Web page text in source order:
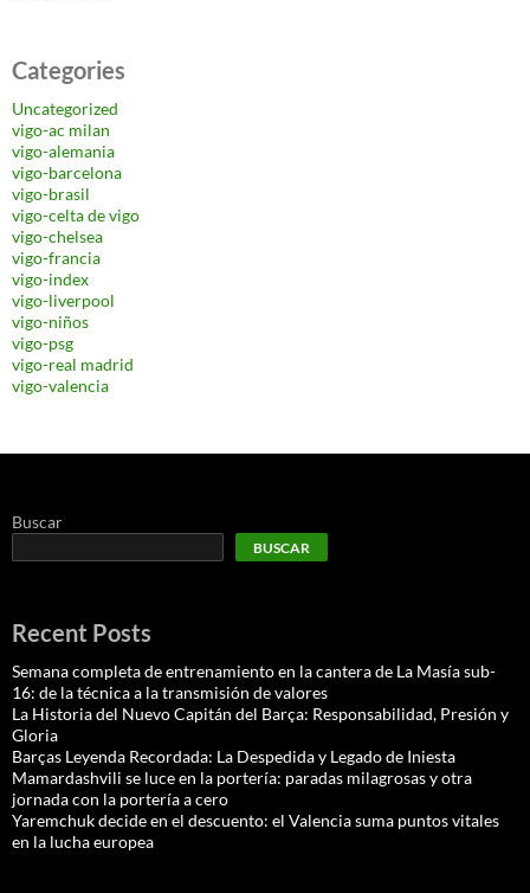
Categories
Uncategorized
vigo-ac milan
vigo-alemania
vigo-barcelona
vigo-brasil
vigo-celta de vigo
vigo-chelsea
vigo-francia
vigo-index
vigo-liverpool
vigo-niños
vigo-psg
vigo-real madrid
vigo-valencia
Buscar
BUSCAR
Recent Posts
Semana completa de entrenamiento en la cantera de La Masía sub-
16: de la técnica a la transmisión de valores
La Historia del Nuevo Capitán del Barça: Responsabilidad, Presión y
Gloria
Barças Leyenda Recordada: La Despedida y Legado de Iniesta
Mamardashvili se luce en la portería: paradas milagrosas y otra
jornada con la portería a cero
Yaremchuk decide en el descuento: el Valencia suma puntos vitales
en la lucha europea